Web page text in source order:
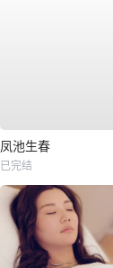
凤池生春
已完结